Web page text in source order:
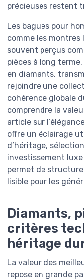
précieuses restent
Les bagues pour
comme les
souvent perçus
pièces à long
en diamants,
rejoindre une
cohérence globale
comprendre la
article sur
offre un éclairage
d’héritage,
investissement
permet de
lisible pour les
Diamants,
critères
héritage
La valeur des
repose en grande